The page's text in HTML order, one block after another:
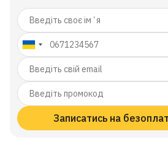
Записатись на